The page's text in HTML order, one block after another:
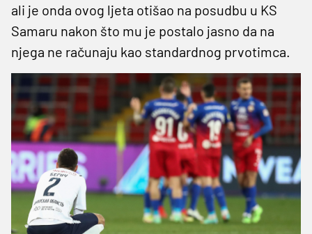
ali je onda ovog ljeta otišao na posudbu u KS
Samaru nakon što mu je postalo jasno da na
njega ne računaju kao standardnog prvotimca.